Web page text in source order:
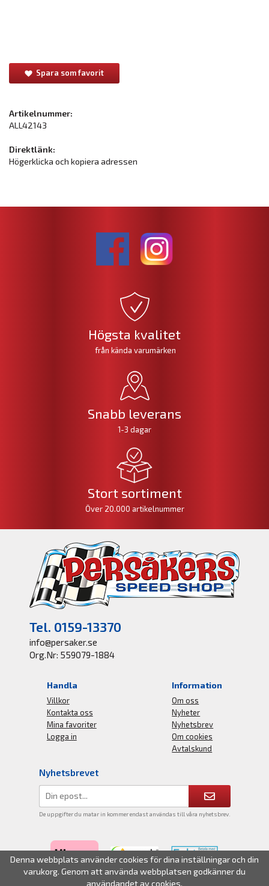
Spara som favorit
Artikelnummer:
ALL42143
Direktlänk:
Högerklicka och kopiera adressen
Högsta kvalitet
från kända varumärken
Snabb leverans
1-3 dagar
Stort sortiment
Över 20.000 artikelnummer
Tel. 0159-13370
info@persaker.se
Org.Nr: 559079-1884
Handla
Villkor
Kontakta oss
Mina favoriter
Logga in
Information
Om oss
Nyheter
Nyhetsbrev
Om cookies
Avtalskund
Nyhetsbrevet
De uppgifter du matar in kommer endast användas till våra nyhetsbrev.
Denna webbplats använder cookies för dina inställningar och din
varukorg. Genom att använda webbplatsen godkänner du
användandet av cookies.